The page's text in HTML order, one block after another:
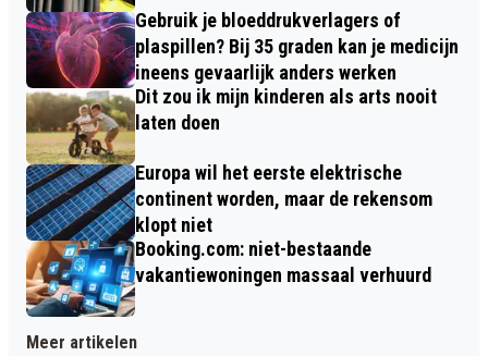
Gebruik je bloeddrukverlagers of
plaspillen? Bij 35 graden kan je medicijn
ineens gevaarlijk anders werken
Dit zou ik mijn kinderen als arts nooit
laten doen
Europa wil het eerste elektrische
continent worden, maar de rekensom
klopt niet
Booking.com: niet-bestaande
vakantiewoningen massaal verhuurd
Meer artikelen